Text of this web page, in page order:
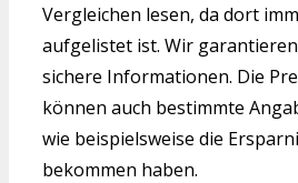
Vergleichen lesen, da dort
aufgelistet ist. Wir
sichere Informationen. Die
können auch bestimmte
wie beispielsweise die
bekommen haben.